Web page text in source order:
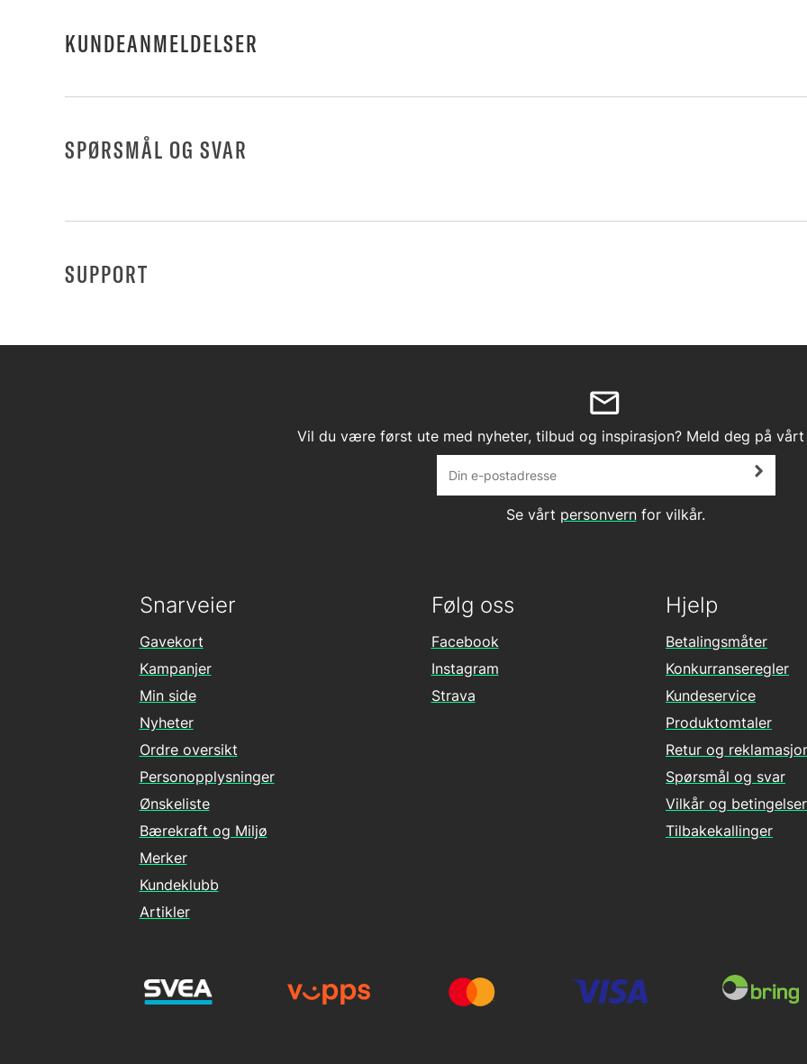
KUNDEANMELDELSER
SPØRSMÅL OG SVAR
SUPPORT
Vil du være først ute med nyheter, tilbud og inspirasjon? Meld deg på vårt
Se vårt personvernfor vilkår.
Følg oss
Facebook
Instagram
Strava
Hjelp
Betalingsmåter
Konkurranseregler
Kundeservice
Produktomtaler
Retur og
Spørsmål og svar
Vilkår og betingelser
Tilbakekallinger
Snarveier
Gavekort
Kampanjer
Min side
Nyheter
Ordre oversikt
Personopplysninger
Ønskeliste
Bærekraft og Miljø
Merker
Kundeklubb
Artikler